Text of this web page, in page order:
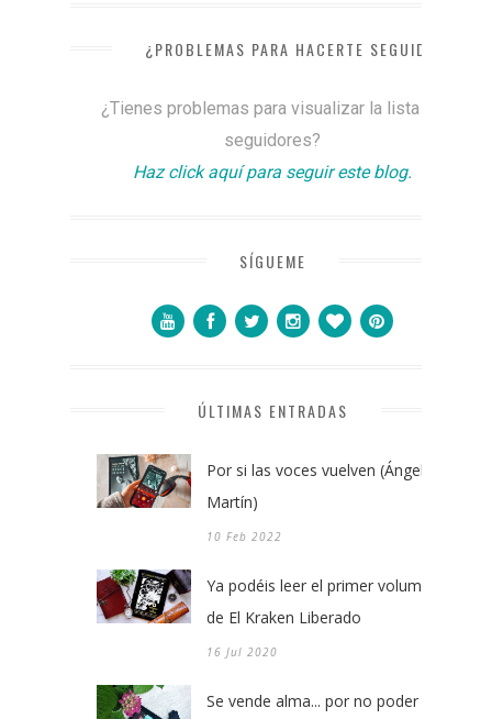
¿PROBLEMAS PARA HACERTE SEGUIDOR?
¿Tienes problemas para visualizar la lista de
seguidores?
Haz click aquí para seguir este blog.
SÍGUEME
ÚLTIMAS ENTRADAS
Por si las voces vuelven (Ángel
Martín)
10 Feb 2022
Ya podéis leer el primer volumen
de El Kraken Liberado
16 Jul 2020
Se vende alma... por no poder